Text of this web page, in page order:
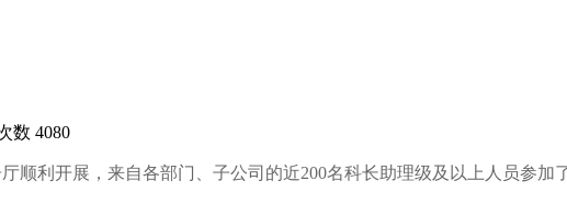
数 4080
顺利开展，来自各部门、子公司的近200名科长助理级及以上人员参加